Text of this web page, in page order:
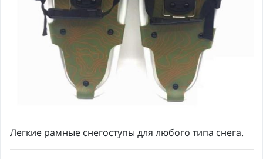
Легкие рамные снегоступы для любого типа снега.